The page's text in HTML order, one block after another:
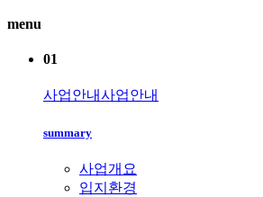
menu
01
사업안내사업안내
summary
사업개요
입지환경